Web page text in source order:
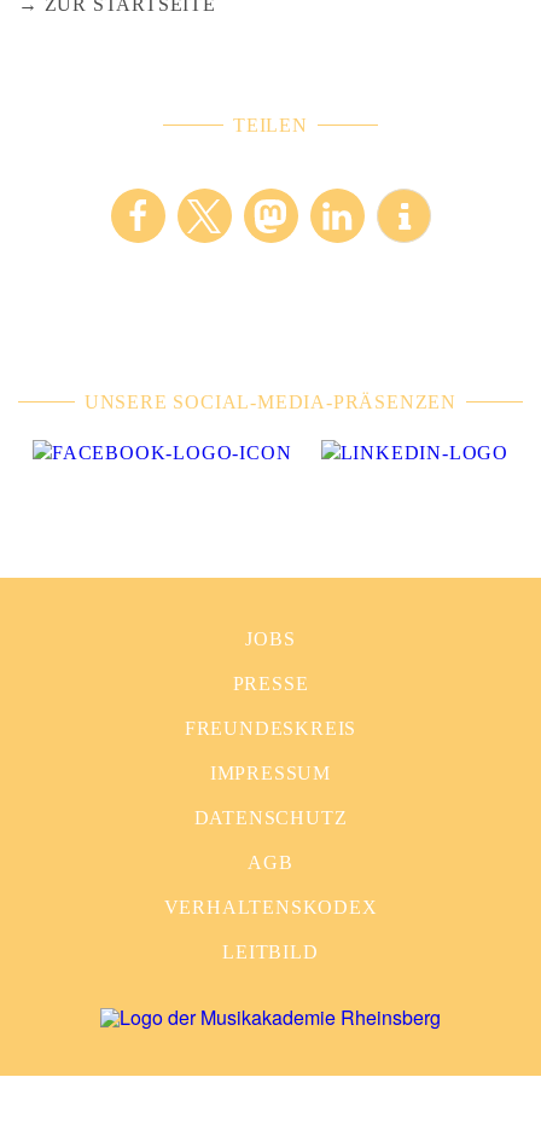
ZUR STARTSEITE
TEILEN
UNSERE SOCIAL-MEDIA-PRÄSENZEN
JOBS
PRESSE
FREUNDESKREIS
IMPRESSUM
DATENSCHUTZ
AGB
VERHALTENSKODEX
LEITBILD